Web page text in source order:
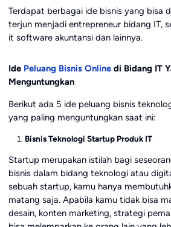
Terdapat berbagai ide bisnis yang bisa
terjun menjadi entrepreneur bidang IT,
it software akuntansi dan lainnya.
Ide Peluang Bisnis Onlinedi Bidang IT
Menguntungkan
Berikut ada 5 ide peluang bisnis
yang paling menguntungkan saat ini:
Bisnis Teknologi Startup Produk IT
Startup merupakan istilah bagi
bisnis dalam bidang teknologi atau
sebuah startup, kamu hanya
matang saja. Apabila kamu tidak bisa
desain, konten marketing, strategi